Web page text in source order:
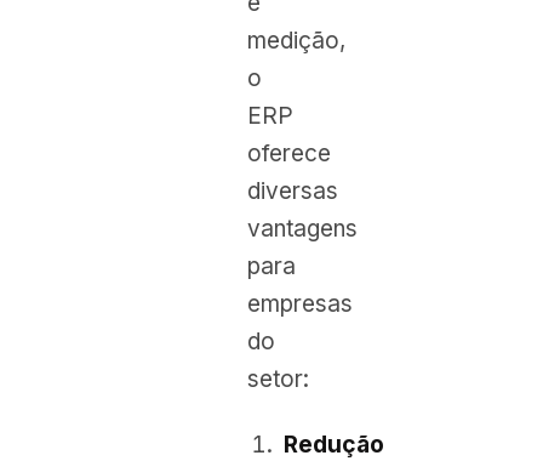
medição,
o
ERP
oferece
diversas
vantagens
para
empresas
do
setor:
Redução